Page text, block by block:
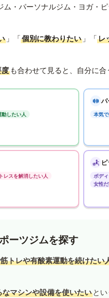
・パーソナルジム・ヨガ・
」「個別に教わりたい 」「レ
も合わせて見ると、自分に合
したい人
パ
本気
レスを解消したい人 ボデ
女性
ーツジムを探す
トレや有酸素運動を続けたい
なマシンや設備を使いたい と